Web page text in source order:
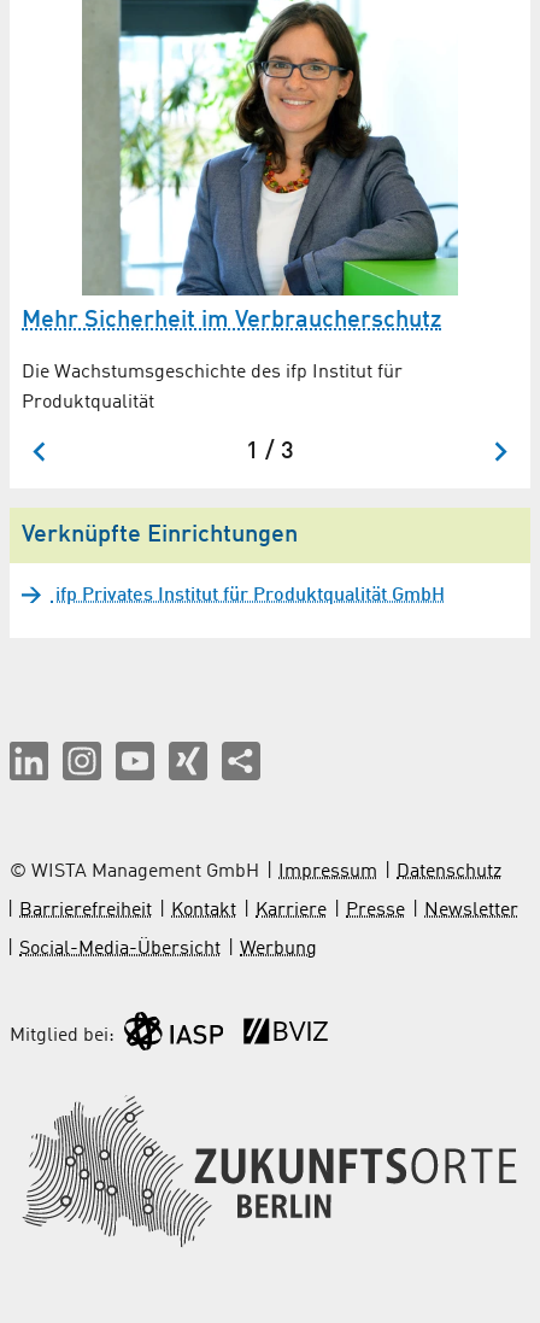
Mehr Sicherheit im Verbraucher­schutz
Die Wachstums­geschichte des ifp Institut für
Produktqualität
1 / 3
Verknüpfte Einrichtungen
ifp Privates Institut für Produktqualität GmbH
© WISTA Management GmbH Impressum
Datenschutz
Barrierefreiheit
Kontakt Karriere Presse
Newsletter
Social-Media-Übersicht
Werbung
Mitglied bei: